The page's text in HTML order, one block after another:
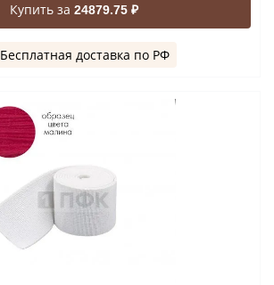
Купить за 24879.75 ₽
Бесплатная доставка по РФ